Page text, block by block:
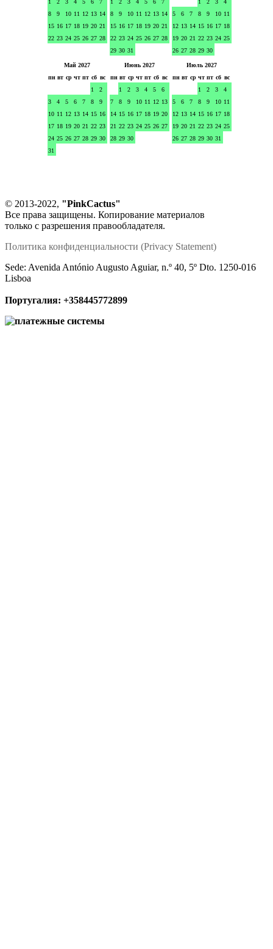
1
2 3 4 5 6
7
8
9 10 11 12 13 14
15 16 17 18 19 20 21
22 23 24 25 26 27 28
1
2 3 4 5 6
7
8
9 10 11 12 13 14
15 16 17 18 19 20 21
22 23 24 25 26 27 28
29 30 31
1
2 3
4
5
6 7 8 9 10 11
12 13 14 15 16 17 18
19 20 21 22 23 24 25
26 27 28 29 30
Май 2027
пн вт ср чт пт сб вс
1
2
3
4 5 6 7 8
9
10 11 12 13 14 15 16
17 18 19 20 21 22 23
24 25 26 27 28 29 30
31
Июнь 2027
пн вт ср чт пт сб вс
1
2 3 4 5
6
7
8 9 10 11 12 13
14 15 16 17 18 19 20
21 22 23 24 25 26 27
28 29 30
Июль 2027
пн вт ср чт пт сб вс
1
2 3
4
5
6 7 8 9 10 11
12 13 14 15 16 17 18
19 20 21 22 23 24 25
26 27 28 29 30 31
© 2013-2022, "PinkCactus"
Все права защищены. Копирование материалов
только с разрешения правообладателя.
Политика конфиденциальности (Privacy Statement)
Sede: Avenida António Augusto Aguiar, n.º 40, 5º Dto. 1250-016
Lisboa
Португалия: +358445772899